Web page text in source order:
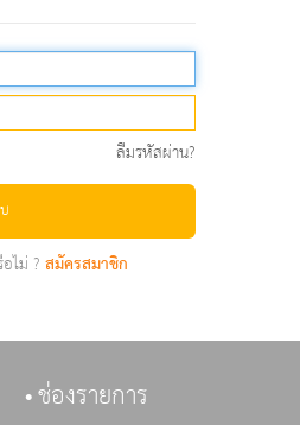
ลืมรหัสผ่าน?
ไม่ ?สมัครสมาชิก
ช่องรายการ